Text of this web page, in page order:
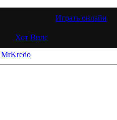
Играть онлайн
Хот Вилс
MrKredo